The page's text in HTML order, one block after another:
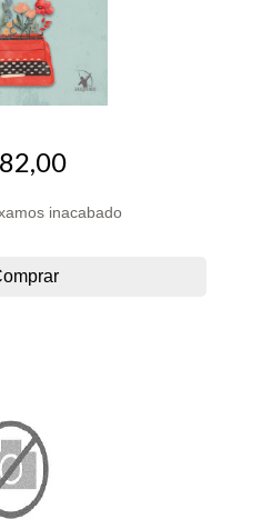
inacabado